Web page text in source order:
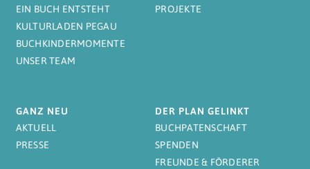
EIN BUCH ENTSTEHT
KULTURLADEN PEGAU
BUCHKINDERMOMENTE
UNSER TEAM
PROJEKTE
GANZ NEU
AKTUELL
PRESSE
DER PLAN GELINKT
BUCHPATENSCHAFT
SPENDEN
FREUNDE & FÖRDERER